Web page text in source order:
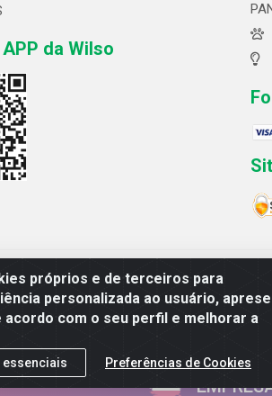
próprios e de terceiros para
personalizada ao usuário,
acordo com o seu perfil e melhorar a
essenciais Preferências de Cookies
da Wilso
Wilso Distribuidor ltda- Av.